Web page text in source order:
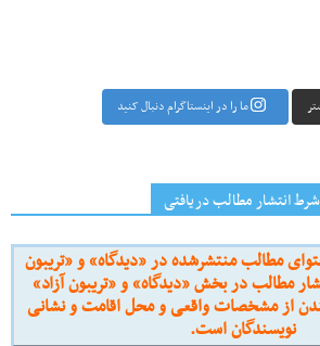
ما را در اینستاگرام دنبال کنید
انتشار مطالب دریافتی
مطالب منتشرشده در «دیدگاه» و «تریبون
مطالب در بخش «دیدگاه» و «تریبون آزاد»
از مشخصات واقعی و محل اقامت و نشانی
نویسندگان است.